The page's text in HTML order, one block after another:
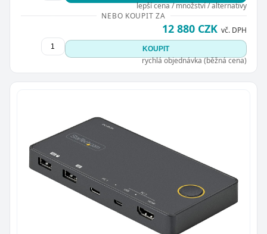
lepší cena / množství / alternativy
NEBO KOUPIT ZA
12 880 CZK vč. DPH
KOUPIT
rychlá objednávka (běžná cena)